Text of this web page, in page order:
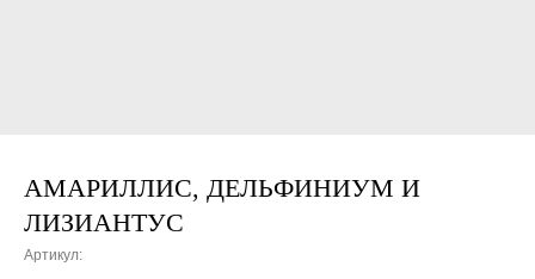
АМАРИЛЛИС, ДЕЛЬФИНИУМ И
ЛИЗИАНТУС
Артикул: